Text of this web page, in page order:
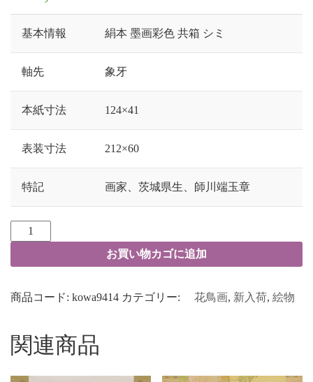
基本情報 絹本 墨画彩色 共箱 シミ
軸先 象牙
本紙寸法 124×41
表装寸法 212×60
特記 画家、茨城県生、師川端玉章
お買い物カゴに追加
商品コード: kowa9414 カテゴリー: 花鳥画, 新入荷, 絵物
関連商品